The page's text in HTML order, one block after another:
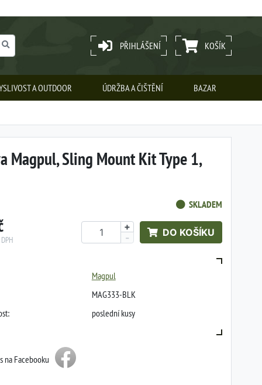
PŘIHLÁŠENÍ KOŠÍK
A OUTDOOR ÚDRŽBA A ČIŠTĚNÍ BAZAR
Magpul, Sling Mount Kit Type 1,
SKLADEM
+
-
DO KOŠÍKU
Magpul
MAG333-BLK
poslední kusy
na Facebooku